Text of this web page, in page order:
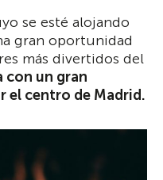
se esté alojando
gran oportunidad
más divertidos del
con un gran
el centro de Madrid.